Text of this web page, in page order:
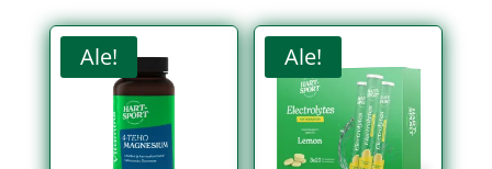
12,61 €.11,98 €.
Ale! Ale!